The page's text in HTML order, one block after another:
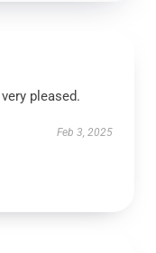
pleased.
Feb 3, 2025